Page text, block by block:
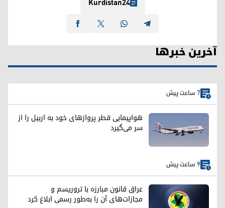
آخرین خبرها
7 ساعت پیش
هواپیمایی قطر پروازهای خود به اربیل را از
سر می‌گیرد
9 ساعت پیش
عراق قانون مبارزه با تروریسم و
مجازات‌های آن را به‌طور رسمی ابلاغ کرد